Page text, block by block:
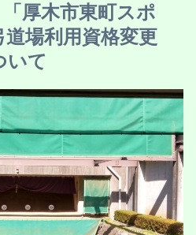
「厚木市東町スポ
場利用資格変更
いて